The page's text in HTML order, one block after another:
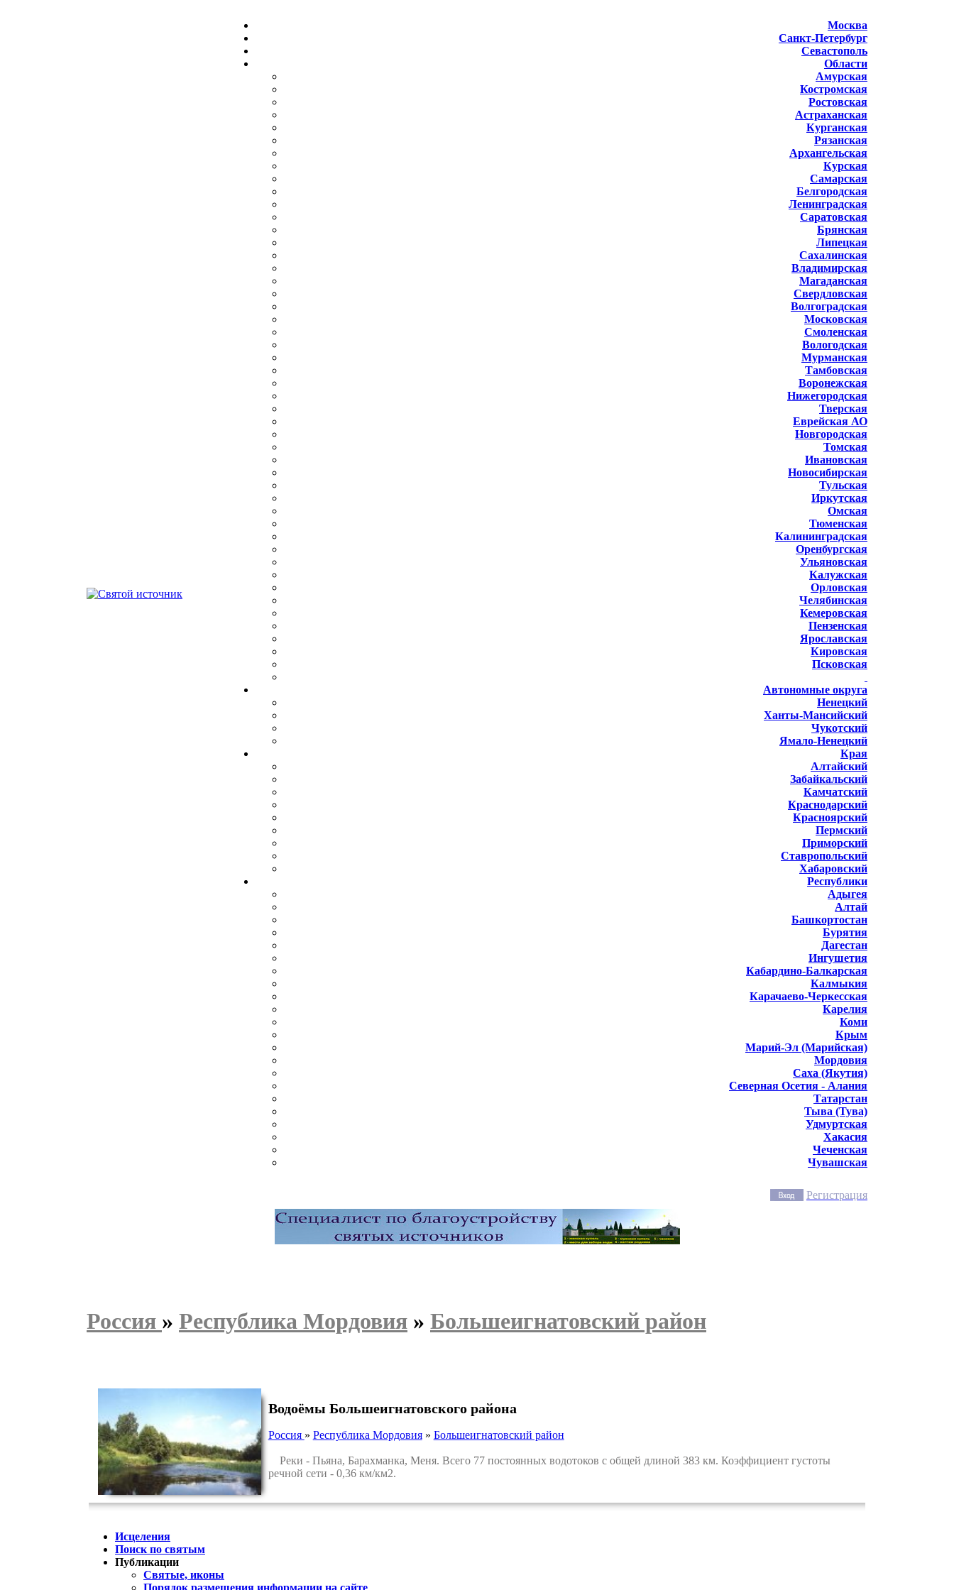
Москва
Санкт-Петербург
Севастополь
Области
Амурская
Костромская
Ростовская
Астраханская
Курганская
Рязанская
Архангельская
Курская
Самарская
Белгородская
Ленинградская
Саратовская
Брянская
Липецкая
Сахалинская
Владимирская
Магаданская
Свердловская
Волгоградская
Московская
Смоленская
Вологодская
Мурманская
Тамбовская
Воронежская
Нижегородская
Тверская
Еврейская АО
Новгородская
Томская
Ивановская
Новосибирская
Тульская
Иркутская
Омская
Тюменская
Калининградская
Оренбургская
Ульяновская
Калужская
Орловская
Челябинская
Кемеровская
Пензенская
Ярославская
Кировская
Псковская
Автономные округа
Ненецкий
Ханты-Мансийский
Чукотский
Ямало-Ненецкий
Края
Алтайский
Забайкальский
Камчатский
Краснодарский
Красноярский
Пермский
Приморский
Ставропольский
Хабаровский
Республики
Адыгея
Алтай
Башкортостан
Бурятия
Дагестан
Ингушетия
Кабардино-Балкарская
Калмыкия
Карачаево-Черкесская
Карелия
Коми
Крым
Марий-Эл (Марийская)
Мордовия
Саха (Якутия)
Северная Осетия - Алания
Татарстан
Тыва (Тува)
Удмуртская
Хакасия
Чеченская
Чувашская
Регистрация
Россия » Республика Мордовия » Большеигнатовский район
Водоёмы Большеигнатовского района
Россия » Республика Мордовия» Большеигнатовский район
Реки - Пьяна, Барахманка, Меня. Всего 77 постоянных водотоков с общей длиной 383 км. Коэффициент густоты
речной сети - 0,36 км/км2.
Исцеления
Поиск по святым
Публикации
Святые, иконы